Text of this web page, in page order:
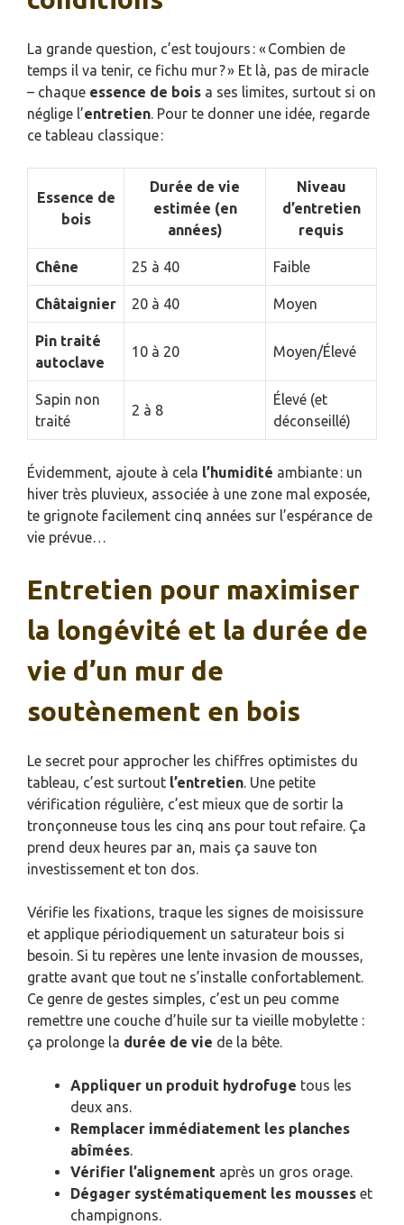
La grande question, c’est toujours : « Combien de
temps il va tenir, ce fichu mur ? » Et là, pas de miracle
– chaque essence de bois a ses limites, surtout si on
néglige l’entretien. Pour te donner une idée, regarde
ce tableau classique :
Essence de
bois
Durée de vie
estimée (en
années)
Niveau
d’entretien
requis
Chêne 25 à 40 Faible
Châtaignier 20 à 40 Moyen
Pin traité
autoclave
10 à 20 Moyen/Élevé
Sapin non
traité
2 à 8
Élevé (et
déconseillé)
Évidemment, ajoute à cela l’humidité ambiante : un
hiver très pluvieux, associée à une zone mal exposée,
te grignote facilement cinq années sur l’espérance de
vie prévue…
Entretien pour maximiser
la longévité et la durée de
vie d’un mur de
soutènement en bois
Le secret pour approcher les chiffres optimistes du
tableau, c’est surtout l’entretien. Une petite
vérification régulière, c’est mieux que de sortir la
tronçonneuse tous les cinq ans pour tout refaire. Ça
prend deux heures par an, mais ça sauve ton
investissement et ton dos.
Vérifie les fixations, traque les signes de moisissure
et applique périodiquement un saturateur bois si
besoin. Si tu repères une lente invasion de mousses,
gratte avant que tout ne s’installe confortablement.
Ce genre de gestes simples, c’est un peu comme
remettre une couche d’huile sur ta vieille mobylette :
ça prolonge la durée de vie de la bête.
Appliquer un produit hydrofuge tous les
deux ans.
Remplacer immédiatement les planches
abîmées.
Vérifier l’alignement après un gros orage.
Dégager systématiquement les mousses et
champignons.